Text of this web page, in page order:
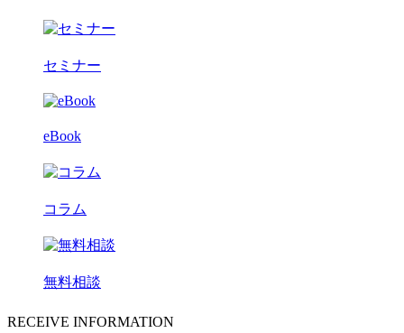
セミナー
eBook
コラム
無料相談
RECEIVE INFORMATION